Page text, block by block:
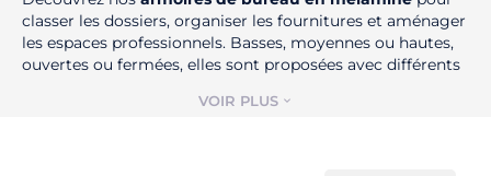
classer les dossiers, organiser les fournitures et aménager
les espaces professionnels. Basses, moyennes ou hautes,
ouvertes ou fermées, elles sont proposées avec différents
s’accorder avec votre mobilier de bureau.
VOIR PLUS expand_more